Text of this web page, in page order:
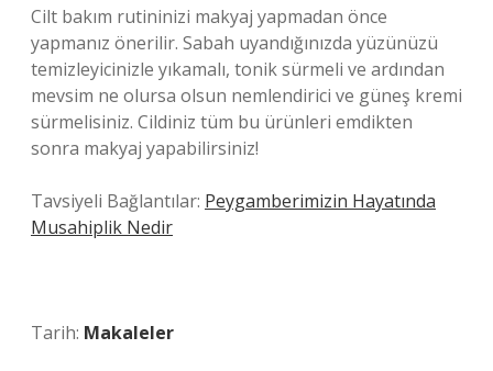
Cilt bakım rutininizi makyaj yapmadan önce
yapmanız önerilir. Sabah uyandığınızda yüzünüzü
temizleyicinizle yıkamalı, tonik sürmeli ve ardından
mevsim ne olursa olsun nemlendirici ve güneş kremi
sürmelisiniz. Cildiniz tüm bu ürünleri emdikten
sonra makyaj yapabilirsiniz!
Tavsiyeli Bağlantılar: Peygamberimizin Hayatında
Musahiplik Nedir
Tarih: Makaleler